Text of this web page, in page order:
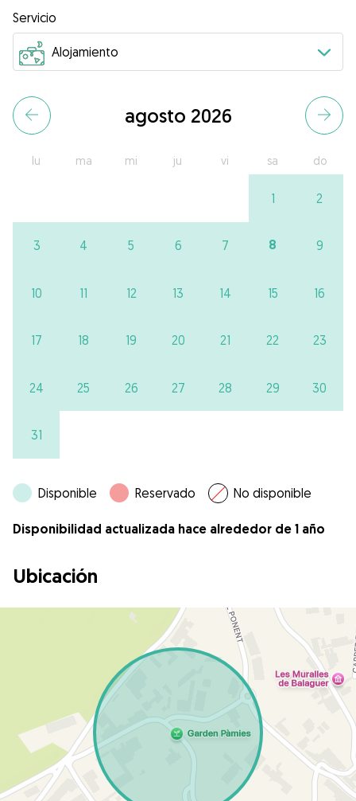
Servicio
agosto 2026
lu ma mi ju vi sa do
1 2
3 4 5 6 7 8 9
10 11 12 13 14 15 16
17 18 19 20 21 22 23
24 25 26 27 28 29 30
31
Disponible Reservado No disponible
Disponibilidad actualizada hace alrededor de 1 año
Ubicación